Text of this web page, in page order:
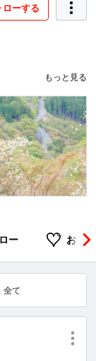
ローする
もっと見る
ー お気
全て